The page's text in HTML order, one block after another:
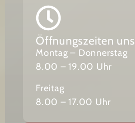
Öffnungszeiten
Montag – Donnerstag
8.00 – 19.00 Uhr
Freitag
8.00 – 17.00 Uhr